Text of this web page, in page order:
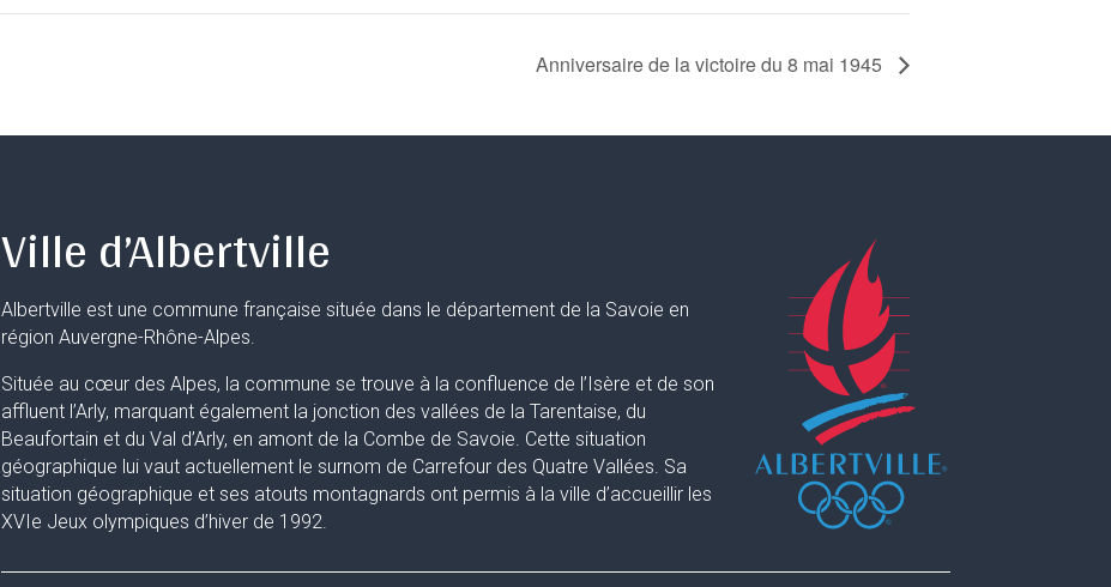
Anniversaire de la victoire du 8 mai 1945
Ville d’Albertville
Albertville est une commune française située dans le département de la Savoie en
région Auvergne-Rhône-Alpes.
Située au cœur des Alpes, la commune se trouve à la confluence de l’Isère et de son
affluent l’Arly, marquant également la jonction des vallées de la Tarentaise, du
Beaufortain et du Val d’Arly, en amont de la Combe de Savoie. Cette situation
géographique lui vaut actuellement le surnom de Carrefour des Quatre Vallées. Sa
situation géographique et ses atouts montagnards ont permis à la ville d’accueillir les
XVIe Jeux olympiques d’hiver de 1992.